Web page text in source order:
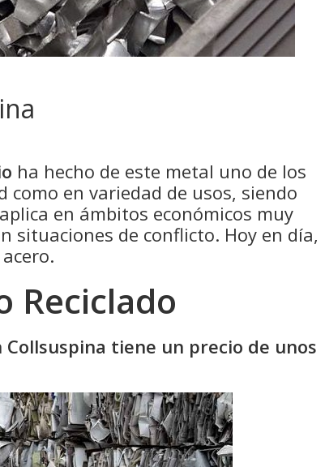
ha hecho de este metal uno de los
en variedad de usos, siendo
en ámbitos económicos muy
situaciones de conflicto. Hoy en día,
Reciclado
tiene un precio de unos